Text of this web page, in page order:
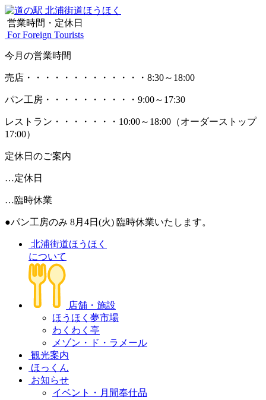
営業時間・定休日
For Foreign Tourists
今月の営業時間
売店 ・・・・・・・・・・・・・ 8:30～18:00
パン工房 ・・・・・・・・・・ 9:00～17:30
レストラン ・・・・・・・ 10:00～18:00 （オーダーストップ
17:00）
定休日のご案内
…定休日
…臨時休業
●パン工房のみ 8月4日(火) 臨時休業いたします。
北浦街道ほうほく
について
店舗・施設
ほうほく夢市場
わくわく亭
メゾン・ド・ラメール
観光案内
ほっくん
お知らせ
イベント・月間奉仕品